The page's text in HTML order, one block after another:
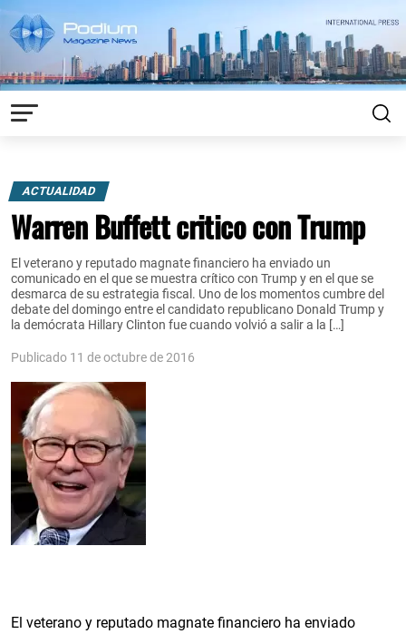
ACTUALIDAD
Warren Buffett critico con Trump
El veterano y reputado magnate financiero ha enviado un
comunicado en el que se muestra crítico con Trump y en el que se
desmarca de su estrategia fiscal. Uno de los momentos cumbre del
debate del domingo entre el candidato republicano Donald Trump y
la demócrata Hillary Clinton fue cuando volvió a salir a la […]
Publicado 11 de octubre de 2016
El veterano y reputado magnate financiero ha enviado